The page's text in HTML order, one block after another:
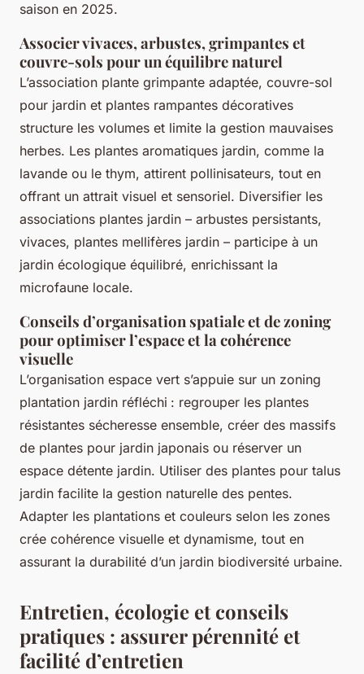
saison en 2025.
Associer vivaces, arbustes, grimpantes et
couvre-sols pour un équilibre naturel
L’association plante grimpante adaptée, couvre-sol
pour jardin et plantes rampantes décoratives
structure les volumes et limite la gestion mauvaises
herbes. Les plantes aromatiques jardin, comme la
lavande ou le thym, attirent pollinisateurs, tout en
offrant un attrait visuel et sensoriel. Diversifier les
associations plantes jardin – arbustes persistants,
vivaces, plantes mellifères jardin – participe à un
jardin écologique équilibré, enrichissant la
microfaune locale.
Conseils d’organisation spatiale et de zoning
pour optimiser l’espace et la cohérence
visuelle
L’organisation espace vert s’appuie sur un zoning
plantation jardin réfléchi : regrouper les plantes
résistantes sécheresse ensemble, créer des massifs
de plantes pour jardin japonais ou réserver un
espace détente jardin. Utiliser des plantes pour talus
jardin facilite la gestion naturelle des pentes.
Adapter les plantations et couleurs selon les zones
crée cohérence visuelle et dynamisme, tout en
assurant la durabilité d’un jardin biodiversité urbaine.
Entretien, écologie et conseils
pratiques : assurer pérennité et
facilité d’entretien